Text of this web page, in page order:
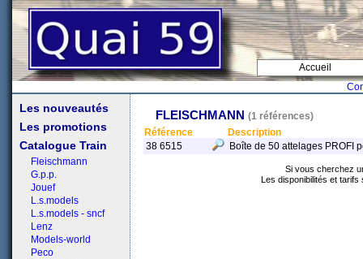
Accueil
Les nouveautés
Les promotions
Catalogue Train
Fleischmann
G.p.p.
Jouef
L.s.models
L.s.models - sncf
Lenz
Models-world
Peco
FLEISCHMANN (1 références)
Référence
Description
38 6515
Boîte de 50 attelages PROFI
Si vous cherchez
Les disponibilités et